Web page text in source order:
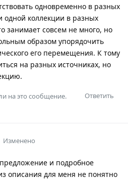
одновременно в разных
одной коллекции в разных
занимает совсем не много, но
образом упорядочить
его перемещения. К тому
на разных источниках, но
Ответить
на это сообщение.
Изменено
и подробное
описания для меня не понятно